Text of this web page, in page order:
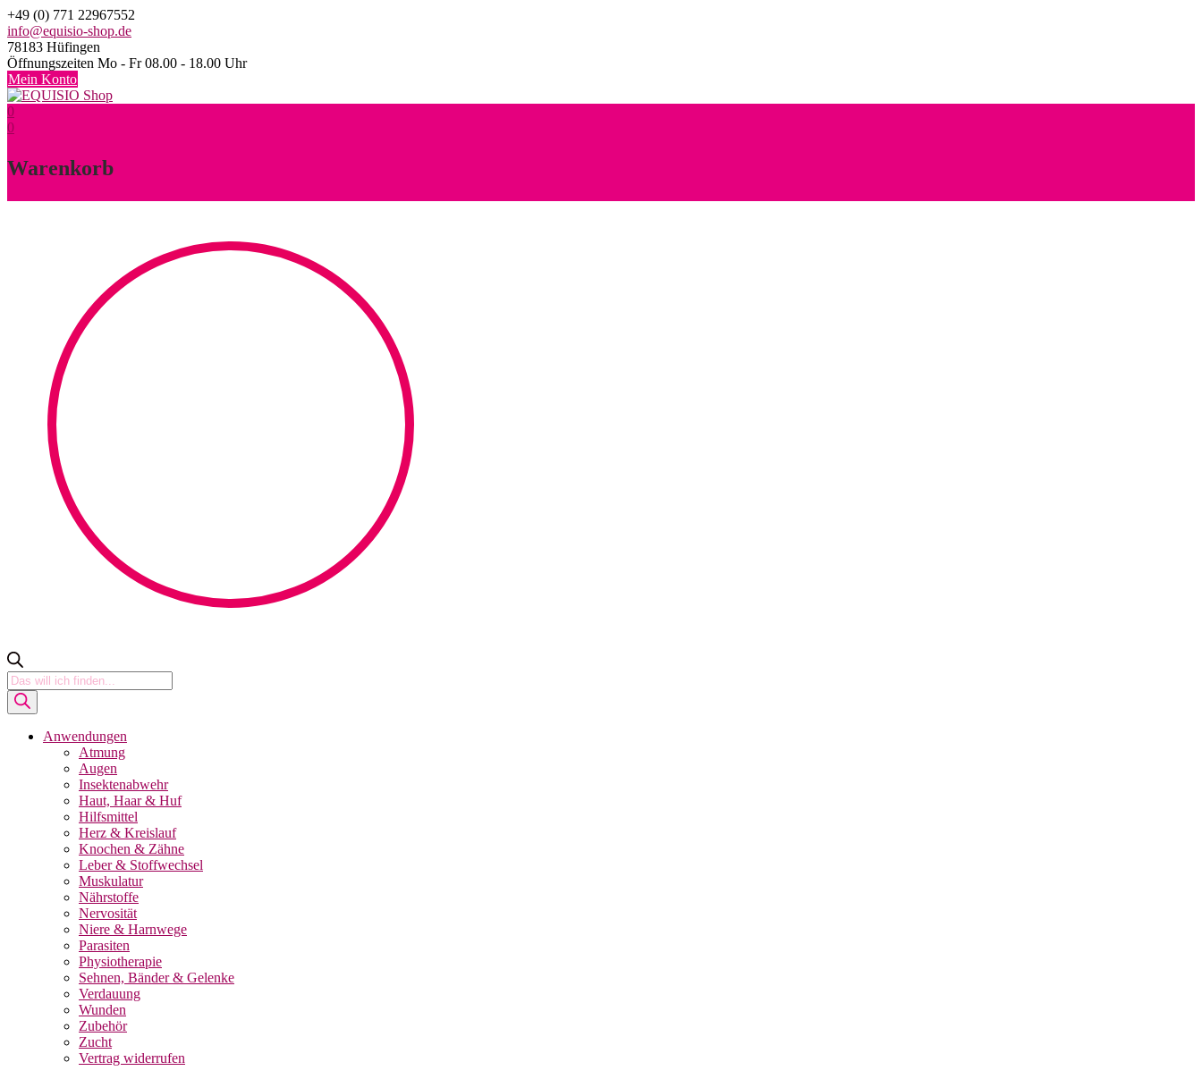
Skip
to
content
+49 (0) 771 22967552
info@equisio-shop.de
78183 Hüfingen
Öffnungszeiten Mo - Fr 08.00 - 18.00 Uhr
Mein Konto
0
0
Warenkorb
Products
search
Anwendungen
Atmung
Augen
Insektenabwehr
Haut, Haar & Huf
Hilfsmittel
Herz & Kreislauf
Knochen & Zähne
Leber & Stoffwechsel
Muskulatur
Nährstoffe
Nervosität
Niere & Harnwege
Parasiten
Physiotherapie
Sehnen, Bänder & Gelenke
Verdauung
Wunden
Zubehör
Zucht
Vertrag widerrufen